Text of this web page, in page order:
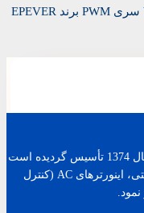
شرکت مهندسی پارس تجهیز ایمن تابلو در سال 1374 تأسیس گردیده است
که با طراحی و ساخت باطری شارژرهای صنعتی، اینورترهای AC (کنترل